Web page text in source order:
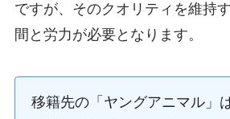
ですが、そのクオリティを維持
間と労力が必要となります。
移籍先の「ヤングアニマル」